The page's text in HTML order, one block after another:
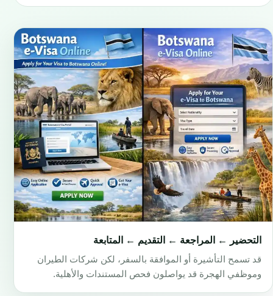
التحضير ← المراجعة ← التقديم ← المتابعة
قد تسمح التأشيرة أو الموافقة بالسفر، لكن شركات الطيران
وموظفي الهجرة قد يواصلون فحص المستندات والأهلية.